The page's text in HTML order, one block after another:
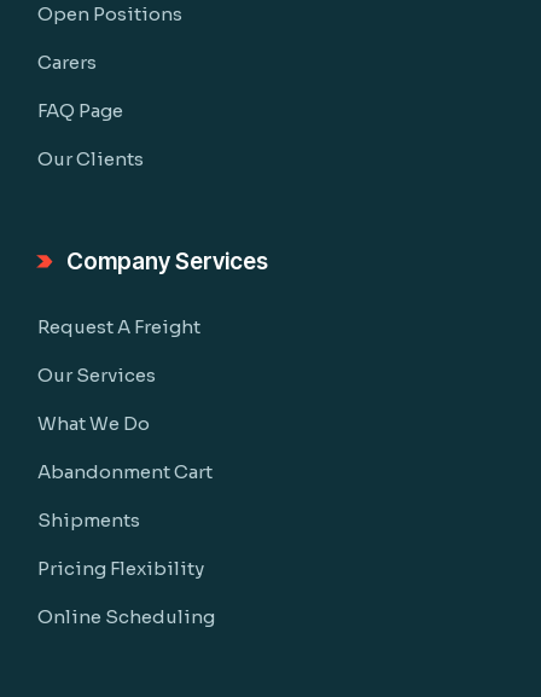
Open Positions
Carers
FAQ Page
Our Clients
Company Services
Request A Freight
Our Services
What We Do
Abandonment Cart
Shipments
Pricing Flexibility
Online Scheduling